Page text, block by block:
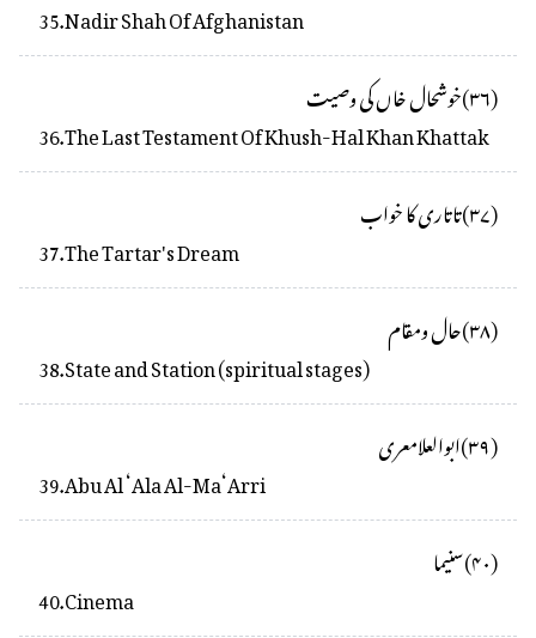
35.Nadir Shah Of Afghanistan
(۳۶)خوشحال خاں کی وصیت
36.The Last Testament Of Khush-Hal Khan Khattak
(۳۷)تاتاری کا خواب
37.The Tartar's Dream
(۳۸)حال ومقام
38.State and Station (spiritual stages)
(۳۹)ابوالعلامعری
39.Abu Al ‘Ala Al-Ma‘Arri
(۴۰)سنیما
40.Cinema